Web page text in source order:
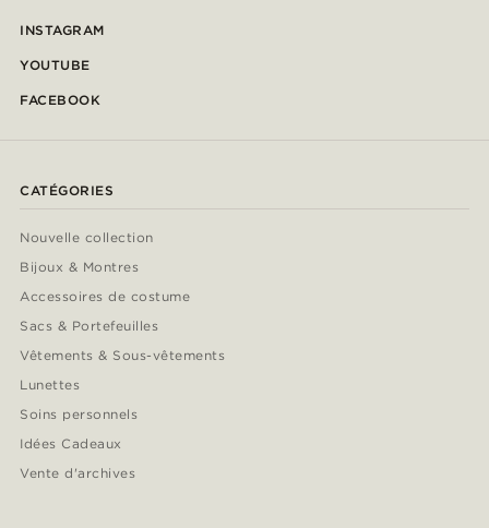
INSTAGRAM
YOUTUBE
FACEBOOK
CATÉGORIES
Nouvelle collection
Bijoux & Montres
Accessoires de costume
Sacs & Portefeuilles
Vêtements & Sous-vêtements
Lunettes
Soins personnels
Idées Cadeaux
Vente d'archives